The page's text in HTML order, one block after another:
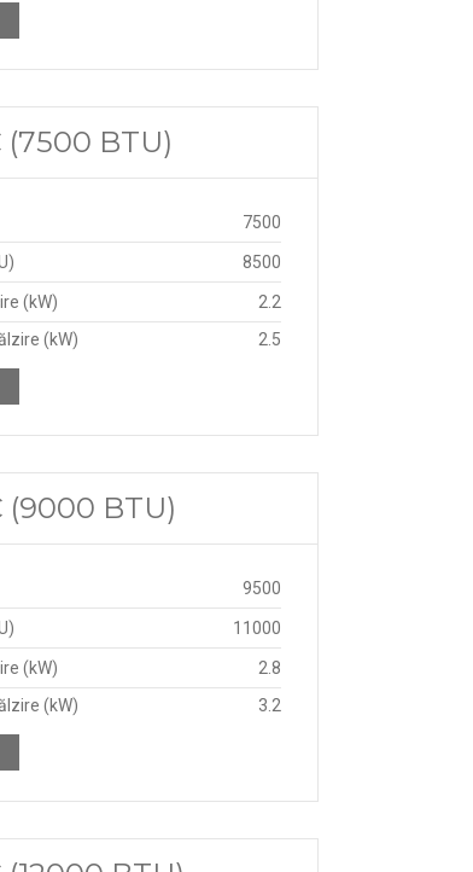
BTU)
7500
8500
(kW)
2.2
(kW)
2.5
(9000 BTU)
9500
11000
(kW)
2.8
(kW)
3.2